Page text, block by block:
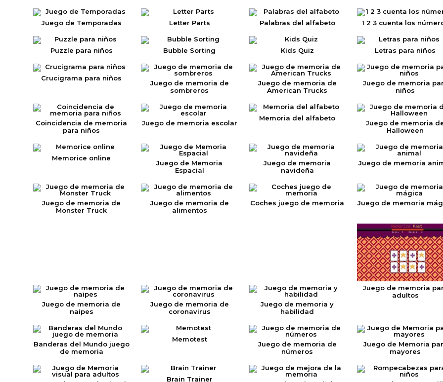
Juego de Temporadas Letter Parts Palabras del alfabeto 1 2 3 cuenta los
Puzzle para niños Bubble Sorting Kids Quiz Letras para niños
Crucigrama para niños
Juego de memoria de
sombreros
Juego de memoria de
American Trucks
Juego de memoria
niños
Coincidencia de memoria
para niños
Juego de memoria escolar
Memoria del alfabeto
Juego de memoria
Halloween
Memorice online
Juego de Memoria
Espacial
Juego de memoria
navideña
Juego de memoria
Juego de memoria de
Monster Truck
Juego de memoria de
alimentos
Coches juego de memoria Juego de memoria
Juego de memoria de
naipes
Juego de memoria de
coronavirus
Juego de memoria y
habilidad
Juego de memoria
adultos
Banderas del Mundo juego
de memoria
Memotest
Juego de memoria de
números
Juego de Memoria
mayores
Brain Trainer